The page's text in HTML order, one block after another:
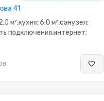
41
м²,кухня: 6.0 м²,санузел:
подключения,интернет: